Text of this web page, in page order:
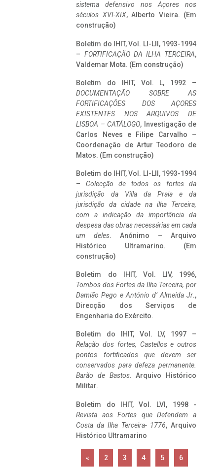
sistema defensivo nos Açores nos
séculos XVI-XIX, Alberto Vieira. (Em
construção)
Boletim do IHIT, Vol. LI-LII, 1993-1994
– FORTIFICAÇÃO DA ILHA TERCEIRA,
Valdemar Mota. (Em construção)
Boletim do IHIT, Vol. L, 1992 –
DOCUMENTAÇÃO SOBRE AS
FORTIFICAÇÕES DOS AÇORES
EXISTENTES NOS ARQUIVOS DE
LISBOA – CATÁLOGO, Investigação de
Carlos Neves e Filipe Carvalho –
Coordenação de Artur Teodoro de
Matos. (Em construção)
Boletim do IHIT, Vol. LI-LII, 1993-1994
– Colecção de todos os fortes da
jurisdição da Villa da Praia e da
jurisdição da cidade na ilha Terceira,
com a indicação da importância da
despesa das obras necessárias em cada
um deles. Anónimo – Arquivo
Histórico Ultramarino. (Em
construção)
Boletim do IHIT, Vol. LIV, 1996,
Tombos dos Fortes da Ilha Terceira, por
Damião Pego e António d’ Almeida Jr.,
Direcção dos Serviços de
Engenharia do Exército.
Boletim do IHIT, Vol. LV, 1997 –
Relação dos fortes, Castellos e outros
pontos fortificados que devem ser
conservados para defeza permanente.
Barão de Bastos. Arquivo Histórico
Militar.
Boletim do IHIT, Vol. LVI, 1998 -
Revista aos Fortes que Defendem a
Costa da Ilha Terceira- 1776, Arquivo
Histórico Ultramarino
« 2 3 4 5 6